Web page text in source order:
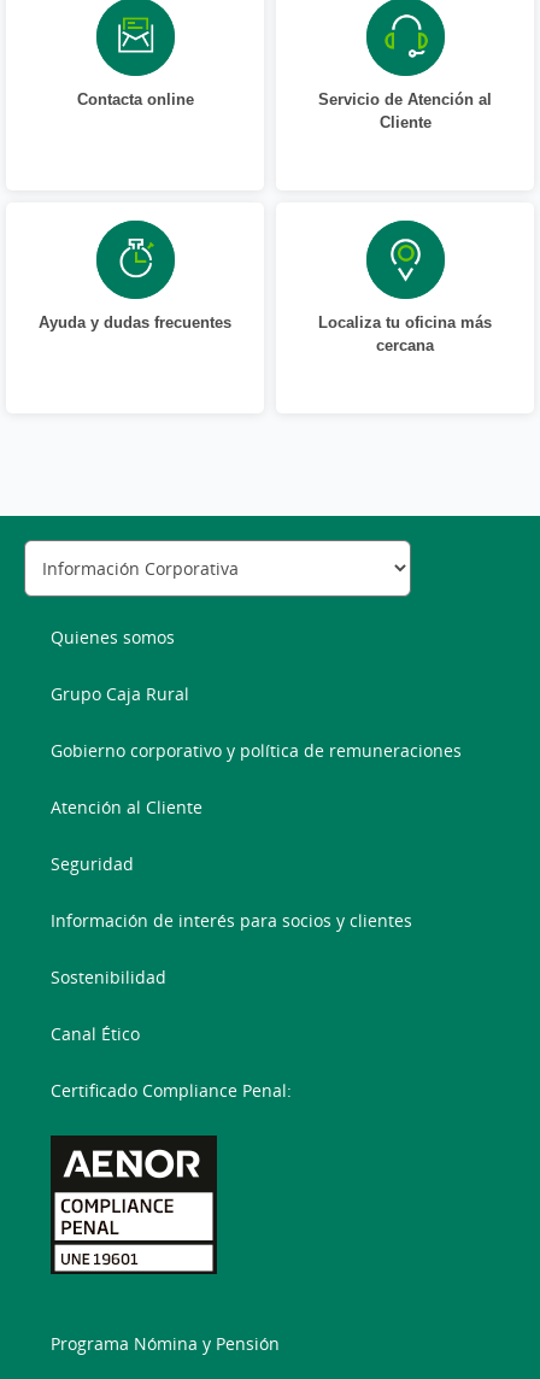
Contacta online
Servicio de Atención al
Cliente
Ayuda y dudas frecuentes
Localiza tu oficina más
cercana
Quienes somos
Grupo Caja Rural
Gobierno corporativo y política de remuneraciones
Atención al Cliente
Seguridad
Información de interés para socios y clientes
Sostenibilidad
Canal Ético
Certificado Compliance Penal:
Programa Nómina y Pensión